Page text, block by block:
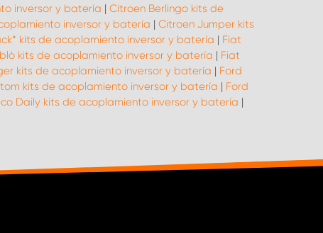
inversor y batería | Citroen Berlingo kits de
inversor y batería | Citroen Jumper kits
kits de acoplamiento inversor y batería | Fiat
kits de acoplamiento inversor y batería | Fiat
kits de acoplamiento inversor y batería | Ford
kits de acoplamiento inversor y batería | Ford
Daily kits de acoplamiento inversor y batería |